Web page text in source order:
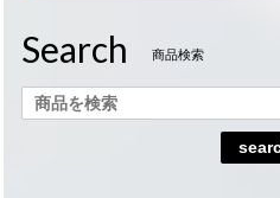
Search 商品検索